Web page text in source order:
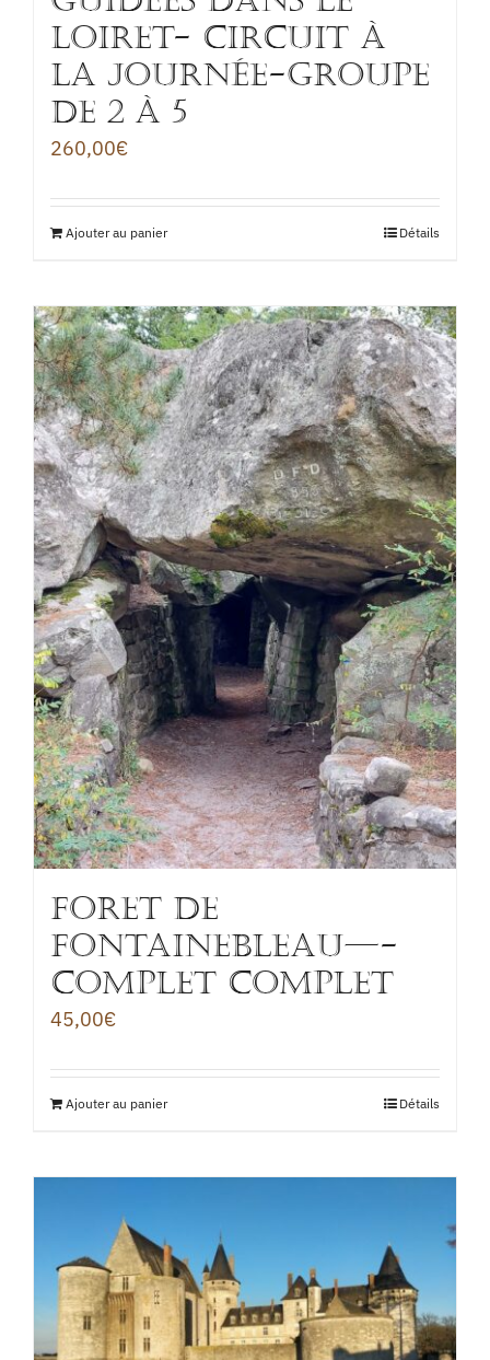
LOIRET- CIRCUIT à
la journée-Groupe
de 2 à 5
260,00€
Ajouter au panier Détails
FORET DE
fontainebleau—-
COMPLET COMPLET
45,00€
Ajouter au panier Détails